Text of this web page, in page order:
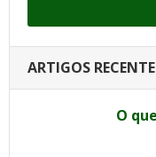
ARTIGOS
O